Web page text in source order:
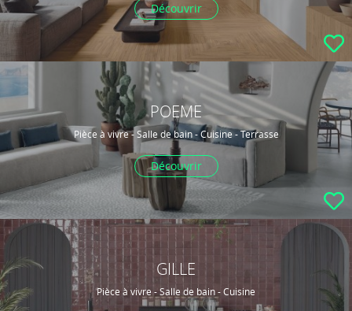
Découvrir
POEME
Pièce à vivre - Salle de bain - Cuisine - Terrasse
Découvrir
GILLE
Pièce à vivre - Salle de bain - Cuisine